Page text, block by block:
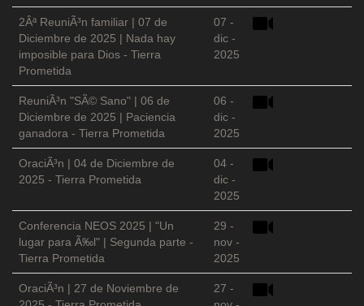
2Âª ReuniÃ³n familiar | 07 de
Diciembre de 2025 | Nada hay
imposible para Dios - Tierra
Prometida
07 -
dic -
2025
ReuniÃ³n "SÃ© Sano" | 06 de
Diciembre de 2025 | Paciencia
ganadora - Tierra Prometida
06 -
dic -
2025
OraciÃ³n | 04 de Diciembre de
2025 - Tierra Prometida
04 -
dic -
2025
Conferencia NEOS 2025 | "Un
lugar para Ã‰l" | Segunda parte -
Tierra Prometida
29 -
nov -
2025
OraciÃ³n | 27 de Noviembre de
27 -